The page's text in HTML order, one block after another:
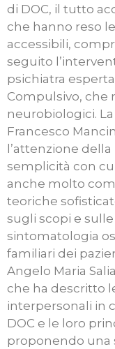
di DOC, il tutto
che hanno reso
accessibili,
seguito
psichiatra
Compulsivo, che
neurobiologici.
Francesco
l’attenzione
semplicità con
anche molto
teoriche
sugli scopi e
sintomatologia
familiari dei
Angelo Maria
che ha descritto
interpersonali in
DOC e le loro
proponendo una